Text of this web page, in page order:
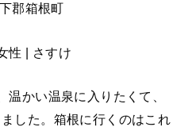
郡箱根町
性 | さすけ
かい温泉に入りたくて、
した。箱根に行くのはこれ